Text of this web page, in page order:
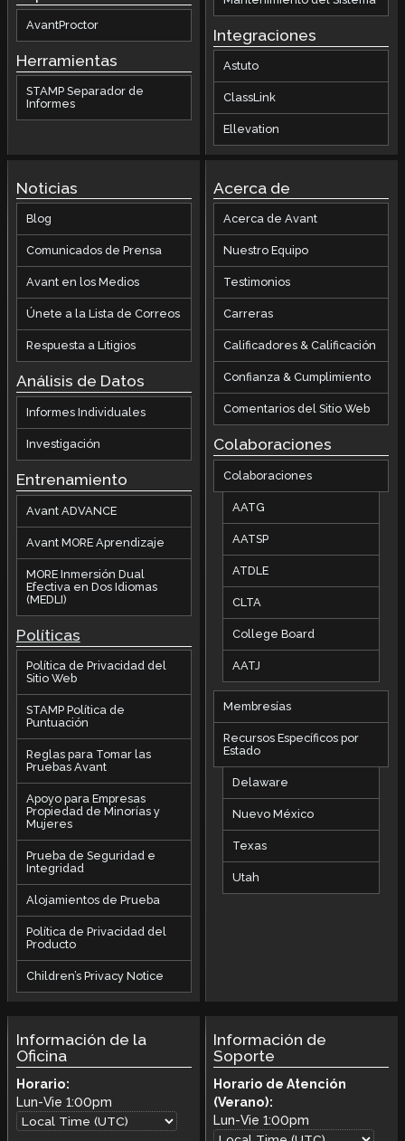
AvantProctor
Herramientas
STAMP Separador de
Informes
Integraciones
Astuto
ClassLink
Ellevation
Noticias
Blog
Comunicados de Prensa
Avant en los Medios
Únete a la Lista de Correos
Respuesta a Litigios
Análisis de Datos
Informes Individuales
Investigación
Entrenamiento
Avant ADVANCE
Avant MORE Aprendizaje
MORE Inmersión Dual
Efectiva en Dos Idiomas
(MEDLI)
Políticas
Política de Privacidad del
Sitio Web
STAMP Política de
Puntuación
Reglas para Tomar las
Pruebas Avant
Apoyo para Empresas
Propiedad de Minorías y
Mujeres
Prueba de Seguridad e
Integridad
Alojamientos de Prueba
Política de Privacidad del
Producto
Children’s Privacy Notice
Acerca de
Acerca de Avant
Nuestro Equipo
Testimonios
Carreras
Calificadores & Calificación
Confianza & Cumplimiento
Comentarios del Sitio Web
Colaboraciones
Colaboraciones
AATG
AATSP
ATDLE
CLTA
College Board
AATJ
Membresías
Recursos Específicos por
Estado
Delaware
Nuevo México
Texas
Utah
Información de la
Oficina
Horario:
Lun-Vie 1:00pm
Información de
Soporte
Horario de Atención
(Verano):
Lun-Vie1:00pm